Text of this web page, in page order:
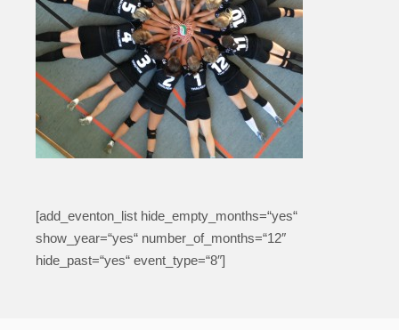
[add_eventon_list hide_empty_months=“yes“
show_year=“yes“ number_of_months=“12″
hide_past=“yes“ event_type=“8″]